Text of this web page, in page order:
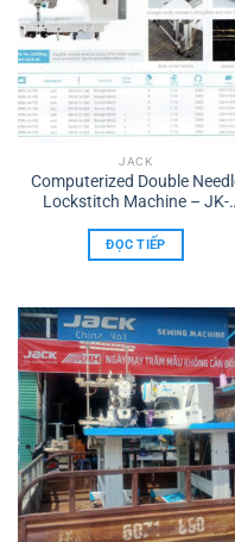
JACK
Computerized Double
Lockstitch Machine – JK-
ĐỌC TIẾP